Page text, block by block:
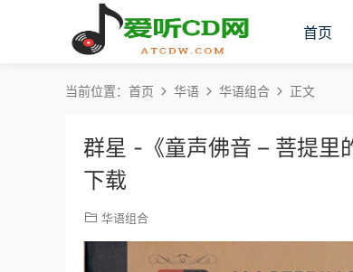
首页
当前位置： 首页 华语 华语组合 正文
群星 -《童声佛音 – 菩提里
下载
华语组合